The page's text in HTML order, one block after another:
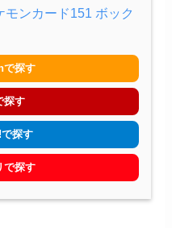
ンカード151 ボック
で探す
探す
探す
で探す